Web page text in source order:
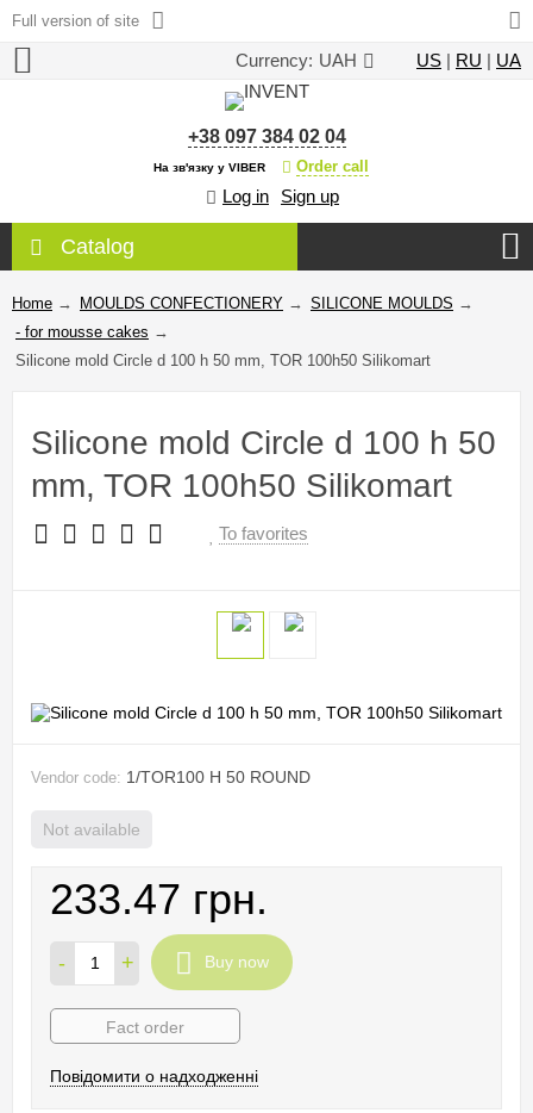
Full version of site
Currency: UAH US | RU | UA
+38 097 384 02 04
На зв'язку у VIBER Order call
Log in Sign up
Catalog
Home → MOULDS CONFECTIONERY → SILICONE MOULDS →
- for mousse cakes →
Silicone mold Circle d 100 h 50 mm, TOR 100h50 Silikomart
Silicone mold Circle d 100 h 50
mm, TOR 100h50 Silikomart
To favorites
Vendor code: 1/TOR100 H 50 ROUND
Not available
233.47 грн.
- + Buy now
Fact order
Повідомити о надходженні